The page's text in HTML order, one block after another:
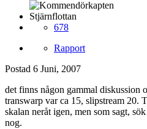
Stjärnflottan
678
Rapport
Postad 6 Juni, 2007
det finns någon gammal diskussion
transwarp var ca 15, slipstream 20.
skalan neråt igen, men som sagt,
nog.